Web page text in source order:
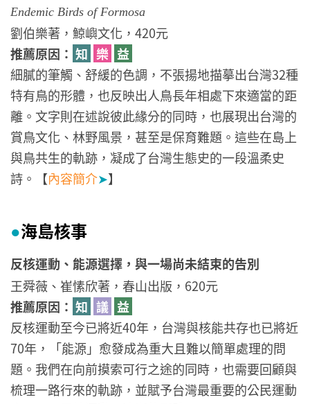
Endemic Birds of Formosa
劉伯樂著，鯨嶼文化，420元
推薦原因： 知 樂 益
細膩的筆觸、舒緩的色調，不張揚地描摹出台灣32種
特有鳥的形體，也反映出人鳥長年相處下來適當的距
離。文字則在述說彼此緣分的同時，也展現出台灣的
賞鳥文化、林野風景，甚至是保育難題。這些在島上
與鳥共生的軌跡，凝成了台灣生態史的一段溫柔史
詩。【內容簡介➤】
●海島核事
反核運動、能源選擇，與一場尚未結束的告別
王舜薇、崔愫欣著，春山出版，620元
推薦原因： 知 議 益
反核運動至今已將近40年，台灣與核能共存也已將近
70年，「能源」愈發成為重大且難以簡單處理的問
題。我們在向前摸索可行之途的同時，也需要回顧與
梳理一路行來的軌跡，並賦予台灣最重要的公民運動